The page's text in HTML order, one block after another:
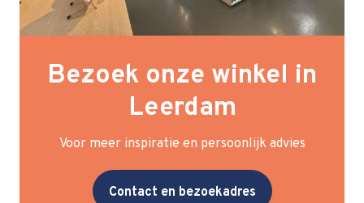
Bezoek onze winkel in
Leerdam
Voor meer inspiratie en persoonlijk advies
Contact en bezoekadres